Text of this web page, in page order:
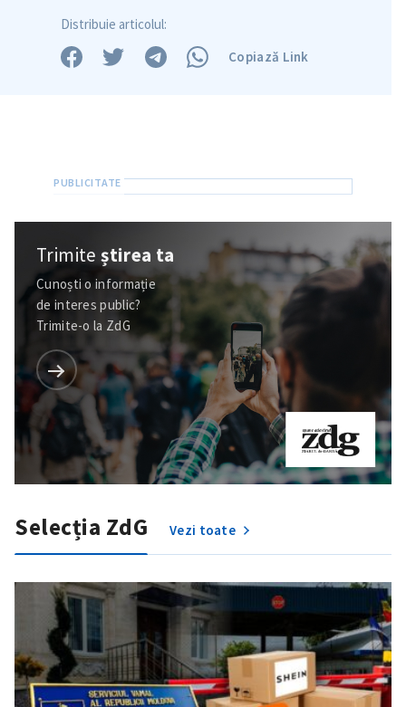
Distribuie articolul:
Copiază Link
Trimiteștirea ta
Cunoști o informație
de interes public?
Trimite-o la ZdG
Selecția ZdG Vezi toate